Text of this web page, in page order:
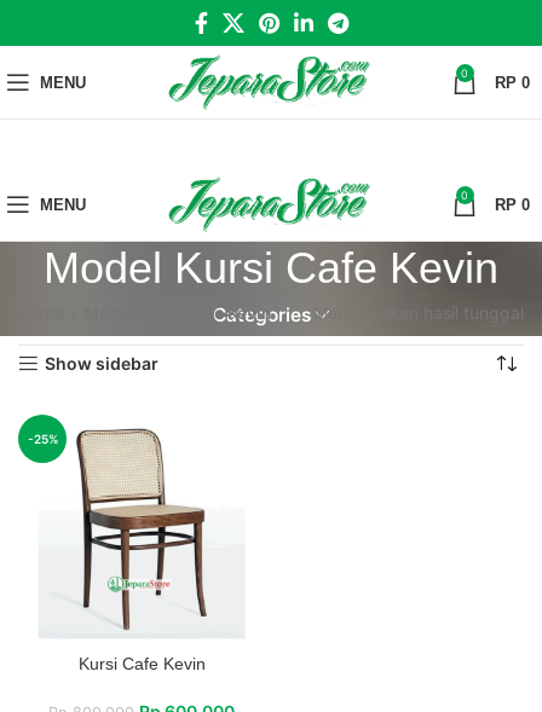
MENU 0 RP 0
MENU 0 RP 0
Model Kursi Cafe Kevin
Categories
Model Kursi Cafe Kevin Menampilkan hasil tunggal
Show sidebar
-25%
Kursi Cafe Kevin